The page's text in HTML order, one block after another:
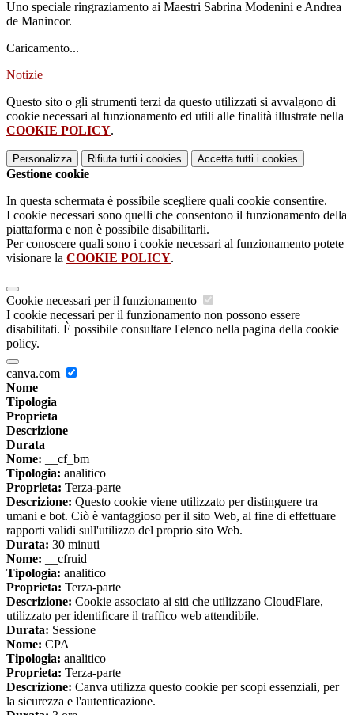
Uno speciale ringraziamento ai Maestri Sabrina Modenini e Andrea
de Manincor.
Caricamento...
Notizie
Questo sito o gli strumenti terzi da questo utilizzati si avvalgono di
cookie necessari al funzionamento ed utili alle finalità illustrate nella
COOKIE POLICY.
Personalizza Rifiuta tutti i cookies Accetta tutti i cookies
Gestione cookie
In questa schermata è possibile scegliere quali cookie consentire.
I cookie necessari sono quelli che consentono il funzionamento della
piattaforma e non è possibile disabilitarli.
Per conoscere quali sono i cookie necessari al funzionamento potete
visionare la COOKIE POLICY.
Cookie necessari per il funzionamento
I cookie necessari per il funzionamento non possono essere
disabilitati. È possibile consultare l'elenco nella pagina della cookie
policy.
canva.com
Nome
Tipologia
Proprieta
Descrizione
Durata
Nome: __cf_bm
Tipologia: analitico
Proprieta: Terza-parte
Descrizione: Questo cookie viene utilizzato per distinguere tra
umani e bot. Ciò è vantaggioso per il sito Web, al fine di effettuare
rapporti validi sull'utilizzo del proprio sito Web.
Durata: 30 minuti
Nome: __cfruid
Tipologia: analitico
Proprieta: Terza-parte
Descrizione: Cookie associato ai siti che utilizzano CloudFlare,
utilizzato per identificare il traffico web attendibile.
Durata: Sessione
Nome: CPA
Tipologia: analitico
Proprieta: Terza-parte
Descrizione: Canva utilizza questo cookie per scopi essenziali, per
la sicurezza e l'autenticazione.